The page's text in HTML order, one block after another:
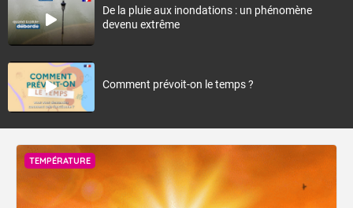
De la pluie aux inondations : un phénomène
devenu extrême
Comment prévoit-on le temps ?
TEMPÉRATURE